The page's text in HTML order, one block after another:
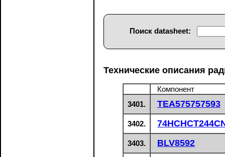
Поиск datasheet:
Технические описания
Компонент
3401.
TEA575757593
3402.
3403. BLV8592